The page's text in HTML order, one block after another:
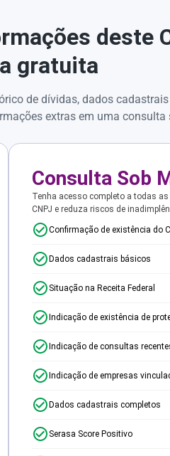
deste
gratuita
de dívidas, dados
extras em uma consulta
Consulta Sob
Tenha acesso completo a todas
CNPJ e reduza riscos de
Confirmação de existência do
Dados cadastrais básicos
Situação na Receita Federal
Indicação de existência de
Indicação de consultas
Indicação de empresas
Dados cadastrais completos
Serasa Score Positivo